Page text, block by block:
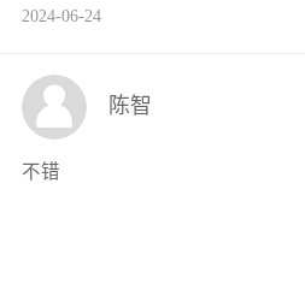
2024-06-24
陈智
不错